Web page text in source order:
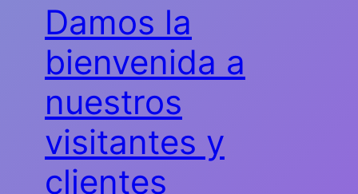
Damos la
bienvenida a
nuestros
visitantes y
clientes